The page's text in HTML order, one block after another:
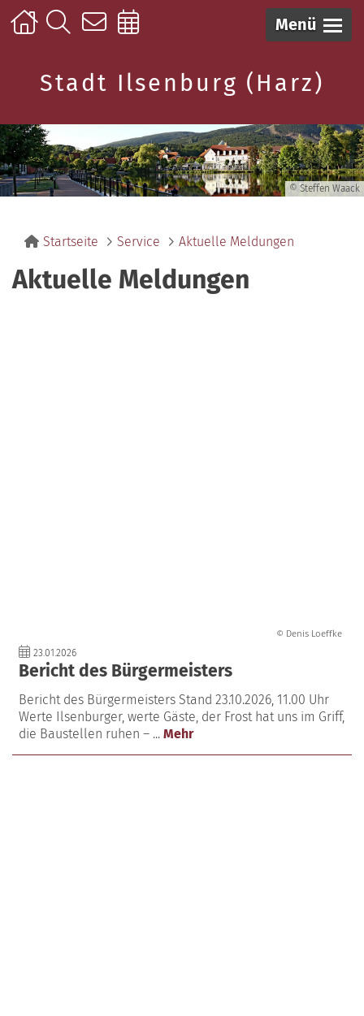
Menü
Stadt Ilsenburg (Harz)
© Steffen Waack
Startseite Service Aktuelle Meldungen
Aktuelle Meldungen
© Denis Loeffke
23.01.2026
Bericht des Bürgermeisters
Bericht des Bürgermeisters Stand 23.10.2026, 11.00 Uhr
Werte Ilsenburger, werte Gäste, der Frost hat uns im Griff,
die Baustellen ruhen – ... Mehr